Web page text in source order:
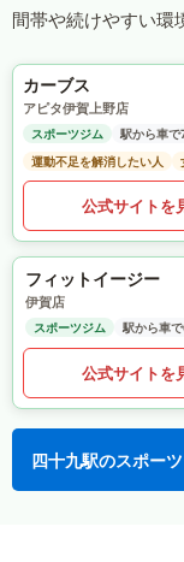
間帯や続けやすい環
カーブス
アピタ伊賀上野店
スポーツジム
駅から車で
運動不足を解消したい人
公式サイトを
フィットイージー
伊賀店
スポーツジム 駅から車
公式サイトを
四十九駅のスポー